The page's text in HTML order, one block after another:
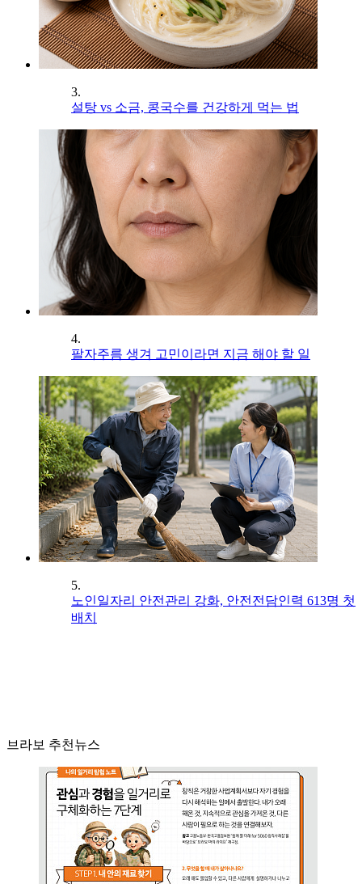
3.
설탕 vs 소금, 콩국수를 건강하게 먹는 법
4.
팔자주름 생겨 고민이라면 지금 해야 할 일
5.
노인일자리 안전관리 강화, 안전전담인력 613명 첫
배치
브라보 추천뉴스